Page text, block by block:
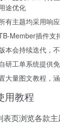
途优化
有主题均采用响
Member插件
本会持续迭代，
研工单系统提供
大量图文教程，
用教程
页浏览各款